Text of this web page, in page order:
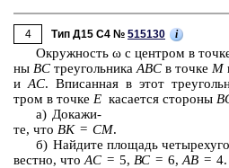
4 Тип Д15 C4 № 515130 i
Окруж­ность ω с цен­тром в
ны BC тре­уголь­ни­ка ABC в точке M
и AC. Впи­сан­ная в этот
тром в точке Е ка­са­ет­ся сто­ро­ны
а) До­ка­жи­
те, что ВК= СМ
б) Най­ди­те пло­щадь
вест­но, что АС = 5, ВС = 6, АВ = 4.